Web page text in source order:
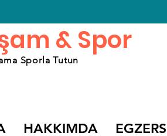
& Spor
Sporla Tutun
HAKKIMDA